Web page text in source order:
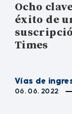
Ocho
éxito de
Times
Vías de
06. 06. 2022